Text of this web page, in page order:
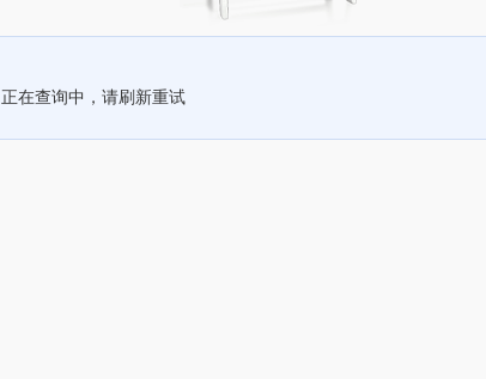
正在查询中，请刷新重试